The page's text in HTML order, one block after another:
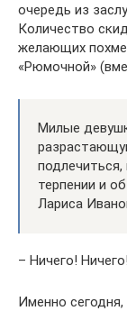
очередь из
Количество
желающих
«Рюмочной»
Милые
терпении и
Лариса
– Ничего!
Именно